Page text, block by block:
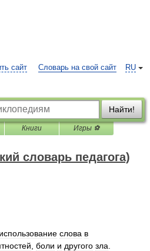
RU
сайт Словарь на свой сайт
Найти!
Книги Игры ⚽
словарь педагога)
использование слова в
боли и другого зла